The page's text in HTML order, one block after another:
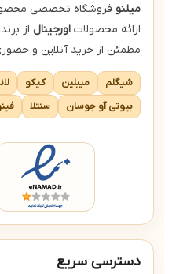
میلنو فروشگاه تخصصی
ارائه محصولات اورجینال از
مطمئن از خرید آنلاین و
شیگلم میبلین کیکو
بیوتی آو جوسان
سنتلا
دسترسی سریع